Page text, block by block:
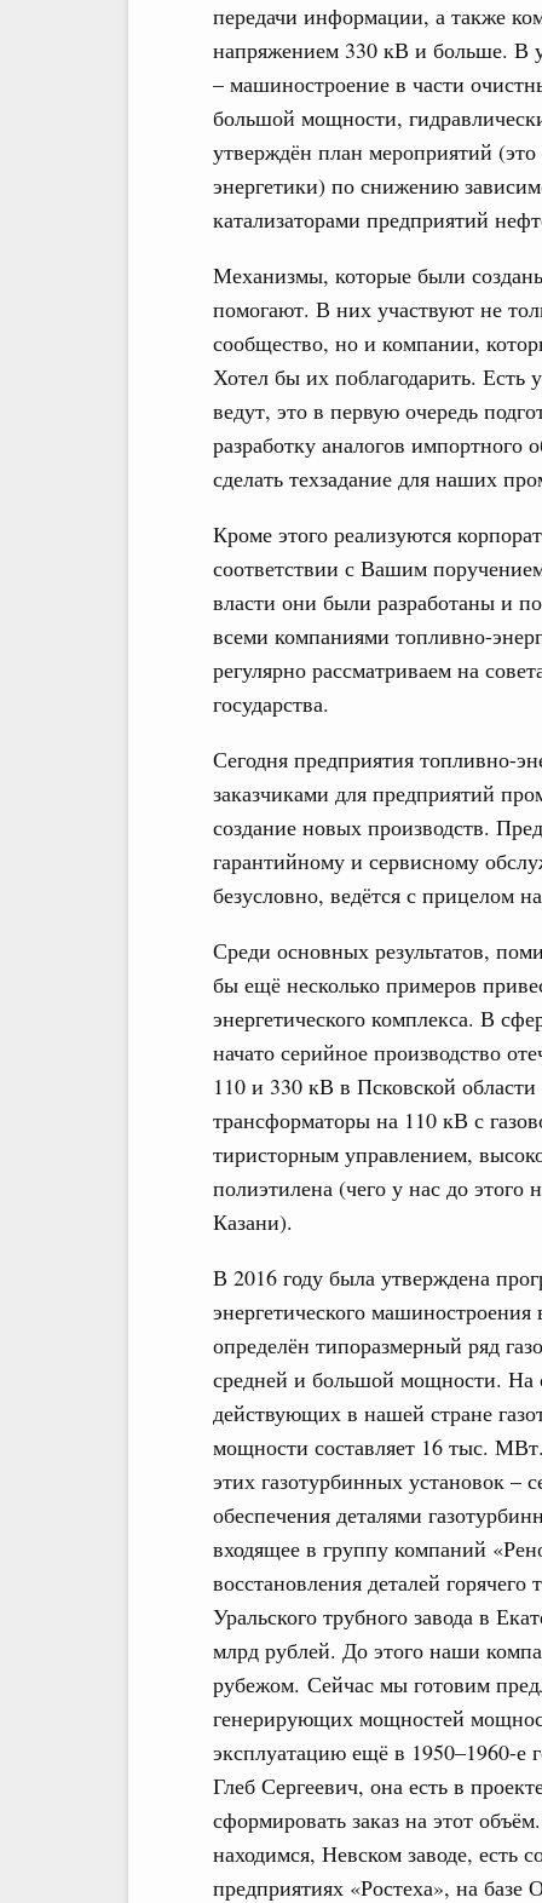
передачи информации, а также
напряжением 330 кВ и больше. В
– машиностроение в части
большой мощности,
утверждён план мероприятий
энергетики) по снижению
катализаторами предприятий
Механизмы, которые были
помогают. В них участвуют не
сообщество, но и компании,
Хотел бы их поблагодарить. Есть
ведут, это в первую очередь
разработку аналогов импортного
сделать техзадание для наших
Кроме этого реализуются
соответствии с Вашим
власти они были разработаны и
всеми компаниями топливно-
регулярно рассматриваем на
государства.
Сегодня предприятия топливно-
заказчиками для предприятий
создание новых производств.
гарантийному и сервисному
безусловно, ведётся с прицелом
Среди основных результатов,
бы ещё несколько примеров
энергетического комплекса. В
начато серийное производство
110 и 330 кВ в Псковской
трансформаторы на 110 кВ с
тиристорным управлением,
полиэтилена (чего у нас до этого
Казани).
В 2016 году была утверждена
энергетического
определён типоразмерный ряд
средней и большой мощности. На
действующих в нашей стране
мощности составляет 16 тыс.
этих газотурбинных установок –
обеспечения деталями
входящее в группу компаний
восстановления деталей горячего
Уральского трубного завода в
млрд рублей. До этого наши
рубежом. Сейчас мы готовим
генерирующих мощностей
эксплуатацию ещё в 1950–1960-е
Глеб Сергеевич, она есть в
сформировать заказ на этот
находимся, Невском заводе, есть
предприятиях «Ростеха», на